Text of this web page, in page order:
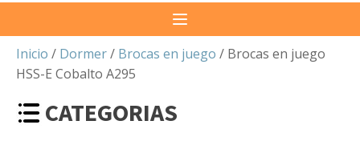
Inicio / Dormer/ Brocas en juego / Brocas en juego
HSS-E Cobalto A295
CATEGORIAS